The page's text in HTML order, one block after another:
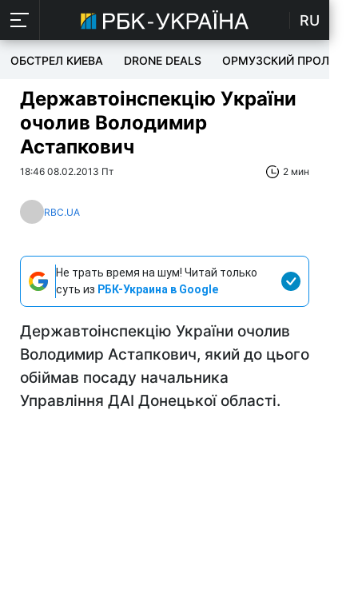
RU
ОБСТРЕЛ КИЕВА DRONE DEALS ОРМУЗСКИЙ ПРОЛИВ
Державтоінспекцію України
очолив Володимир
Астапкович
18:46 08.02.2013 Пт 2 мин
RBC.UA
Не трать время на шум! Читай только
суть из РБК-Украина в Google
Державтоінспекцію України очолив
Володимир Астапкович, який до цього
обіймав посаду начальника
Управління ДАІ Донецької області.